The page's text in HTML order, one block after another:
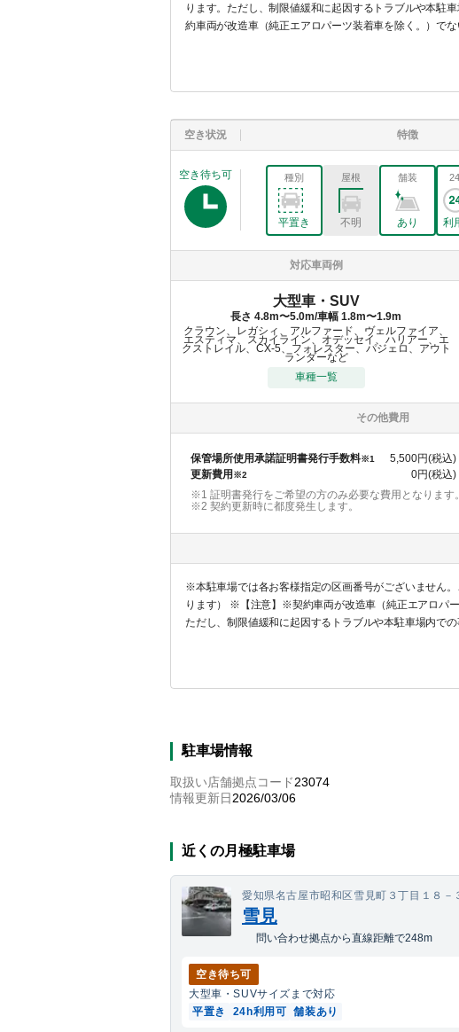
ります。ただし、制限値緩和に起因するトラブルや本駐
約車両が改造車（純正エアロパーツ装着車を除く。）で
空き状況 特徴
空き待ち可 種別
平置き
屋根
不明
舗装
あり 利
対応車両例
大型車・SUV
長さ 4.8m〜5.0m/車幅 1.8m〜1.9m
クラウン、レガシィ、アルファード、ヴェルファイア、
エスティマ、スカイライン、オデッセイ、ハリアー、エ
クストレイル、CX-5、フォレスター、パジェロ、アウト
ランダーなど
車種一覧
その他費用
保管場所使用承諾証明書発行手数料※1 5,500円(税込)
更新費用 ※2 0円(税込)
※1 証明書発行をご希望の方のみ必要な費用となります。
※2 契約更新時に都度発生します。
※本駐車場では各お客様指定の区画番号がございません
ります） ※【注意】※契約車両が改造車（純正エアロパーツ装着車を除く。）でない場合に限り、車両制限値が全高2,100mm、重量2,500kgまで緩和される場合があります。
ただし、制限値緩和に起因するトラブルや本駐車場内で
改造車（純正エアロパーツ装着車を除く。）でない場合
駐車場情報
取扱い店舗拠点コード23074
情報更新日2026/03/06
近くの月極駐車場
愛知県名古屋市昭和区雪見町３丁目１８－
雪見
問い合わせ拠点から直線距離で248m
空き待ち可
大型車・SUVサイズまで対応
平置き
24h利用可 舗装あり